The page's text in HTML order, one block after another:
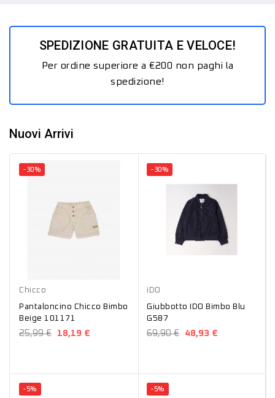
SPEDIZIONE GRATUITA E VELOCE!
Per ordine superiore a €200 non paghi la
spedizione!
Nuovi Arrivi
-30%
Chicco
Pantaloncino Chicco Bimbo
Beige 101171
25,99 € 18,19 €
-30%
iDO
Giubbotto IDO Bimbo Blu
G587
69,90 € 48,93 €
-5% -5%